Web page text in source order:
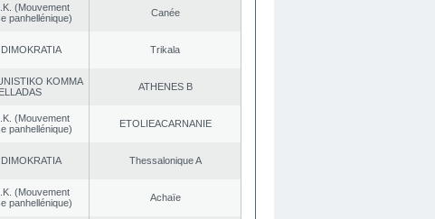
(Mouvement
panhellénique)
Canée
Trikala
KOMMA
ELLADAS
ATHENES Β
(Mouvement
panhellénique)
EΤOLIEACARNANIE
Thessalonique A
(Mouvement
panhellénique)
Achaïe